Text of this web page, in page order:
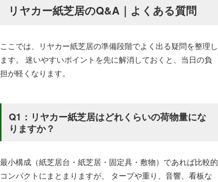
リヤカー紙芝居のQ&A｜よくある質問
ここでは、リヤカー紙芝居の準備段階でよく出る疑問を整理し
ます。 迷いやすいポイントを先に解消しておくと、当日の負
担が軽くなります。
Q1：リヤカー紙芝居はどれくらいの荷物量にな
りますか？
最小構成（紙芝居台・紙芝居・固定具・敷物）であれば比較的
コンパクトにまとまりますが、 タープや重り、音響、看板な